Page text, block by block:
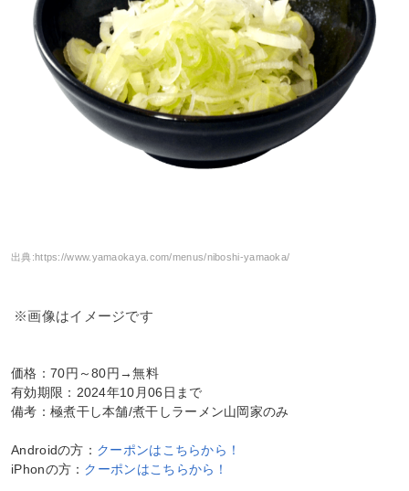
出典:https://www.yamaokaya.com/menus/niboshi-yamaoka/
※画像はイメージです
価格：70円～80円→無料
有効期限：2024年10月06日まで
備考：極煮干し本舗/煮干しラーメン山岡家のみ
Androidの方： クーポンはこちらから！
iPhonの方： クーポンはこちらから！